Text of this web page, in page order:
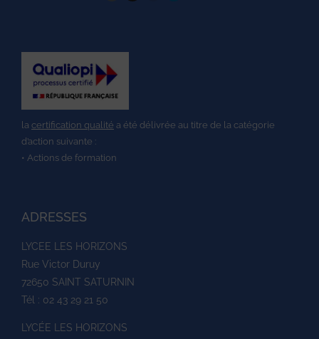
la certification qualité a été délivrée au titre de la catégorie
d’action suivante :
• Actions de formation
ADRESSES
LYCEE LES HORIZONS
Rue Victor Duruy
72650 SAINT SATURNIN
Tél : 02 43 29 21 50
LYCÉE LES HORIZONS